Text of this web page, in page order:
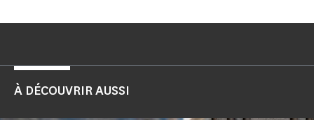
À DÉCOUVRIR AUSSI